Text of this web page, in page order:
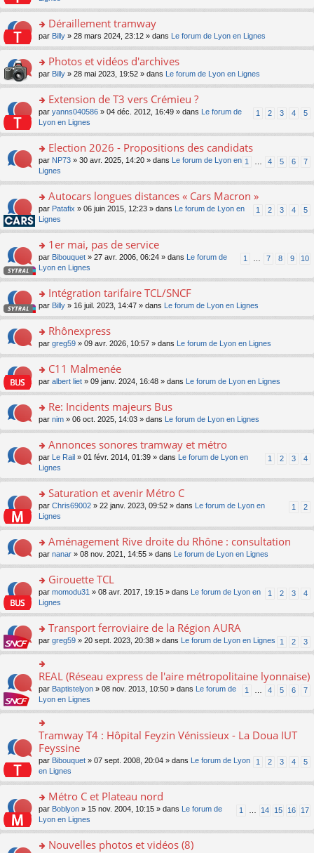
ré
c
e
nt
le
u
s
ré
c
e
o
n
lu
pl
u
s
ré
c
e
s
a
e
o
n
lu
pl
u
s
ré
c
e
nt
er
le
m
e
s
a
g
e
n
o
n
pl
u
s
ré
c
nt
o
n
ult
er
le
m
e
s
g
e
n
o
n
le
s
ré
e
Déraillement tramway
par Billy » 28 mars 2024, 23:12 » dans Le forum de Lyon en Lignes
o
n
ult
er
le
m
e
s
s
e
n
o
n
lu
pl
ré
c
e
Photos et vidéos d'archives
par Billy » 28 mai 2023, 19:52 » dans Le forum de Lyon en Lignes
o
s
er
le
m
e
s
s
a
n
o
n
lu
le
u
ré
c
e
Extension de T3 vers Crémieu ?
1 2 3 4 5
par yanns040586 » 04 déc. 2012, 16:49 » dans
Le forum de
Lyon en Lignes
o
s
er
le
m
e
s
s
a
n
o
n
lu
pl
s
ré
c
nt
Election 2026 - Propositions des candidats
1 4 5 6 7
par NP73 » 30 avr. 2025, 14:20 » dans
Le forum de Lyon en
Lignes
o
s
er
le
m
e
s
s
e
n
o
n
le
u
s
ré
e
nt
Autocars longues distances « Cars Macron »
1 2 3 4 5
par Patafix » 06 juin 2015, 12:23 » dans
Le forum de Lyon en
Lignes
o
s
er
le
m
e
s
g
e
n
o
lu
pl
u
ré
e
nt
1er mai, pas de service
1 7 8 9 10
par Bibouquet » 27 avr. 2006, 06:24 » dans
Le forum de
Lyon en Lignes
o
n
ult
er
le
m
e
a
g
e
n
n
pl
u
ré
e
nt
Intégration tarifaire TCL/SNCF
par Billy » 16 juil. 2023, 14:47 » dans Le forum de Lyon en Lignes
o
n
ult
er
le
m
e
a
g
e
n
o
lu
u
s
ré
e
nt
Rhônexpress
par greg59 » 09 avr. 2026, 10:57 » dans Le forum de Lyon en Lignes
o
n
ult
er
le
m
e
s
g
e
n
o
n
le
u
s
ré
c
nt
C11 Malmenée
par albert liet » 09 janv. 2024, 16:48 » dans Le forum de Lyon en Lignes
o
n
ult
er
le
m
e
s
s
e
n
o
n
le
s
ré
c
e
nt
Re: Incidents majeurs Bus
par nim » 06 oct. 2025, 14:03 » dans Le forum de Lyon en Lignes
o
s
er
le
m
e
s
s
e
n
o
n
lu
pl
s
ré
c
nt
Annonces sonores tramway et métro
1 2 3 4
par Le Rail » 01 févr. 2014, 01:39 » dans
Le forum de Lyon en
Lignes
o
s
er
le
m
e
s
s
e
n
o
n
lu
pl
ré
e
nt
Saturation et avenir Métro C
1 2
par Chris69002 » 22 janv. 2023, 09:52 » dans
Le forum de Lyon en
Lignes
o
n
ult
er
le
m
e
s
a
e
n
o
n
lu
le
pl
u
s
ré
c
e
nt
Aménagement Rive droite du Rhône : consultation
par nanar » 08 nov. 2021, 14:55 » dans Le forum de Lyon en Lignes
o
s
er
le
m
e
s
s
a
e
o
n
lu
le
pl
s
ré
c
e
nt
Girouette TCL
1 2 3 4
par momodu31 » 08 avr. 2017, 19:15 » dans
Le forum de Lyon en
Lignes
o
n
s
ult
er
le
m
e
s
a
e
n
lu
le
pl
s
Transport ferroviaire de la Région AURA
1 2 3
par greg59 » 20 sept. 2023, 20:38 » dans Le forum de Lyon en Lignes
o
n
s
le
m
e
s
s
a
e
n
o
n
lu
REAL (Réseau express de l'aire métropolitaine lyonnaise)
1 4 5 6 7
par Baptistelyon » 08 nov. 2013, 10:50 » dans
Le forum de
Lyon en Lignes
o
n
ult
le
m
e
s
s
g
Tramway T4 : Hôpital Feyzin Vénissieux - La Doua IUT
Feyssine
1 2 3 4 5
par Bibouquet » 07 sept. 2008, 20:04 » dans
Le forum de Lyon
en Lignes
o
s
er
Métro C et Plateau nord
1 14 15 16 17
par Boblyon » 15 nov. 2004, 10:15 » dans
Le forum de
Lyon en Lignes
Nouvelles photos et vidéos (8)